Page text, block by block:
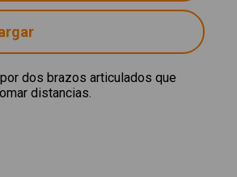
dos brazos articulados que
distancias.